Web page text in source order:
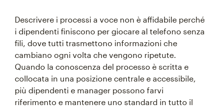
Descrivere i processi a voce non è affidabile perché
i dipendenti finiscono per giocare al telefono senza
fili, dove tutti trasmettono informazioni che
cambiano ogni volta che vengono ripetute.
Quando la conoscenza del processo è scritta e
collocata in una posizione centrale e accessibile,
più dipendenti e manager possono farvi
riferimento e mantenere uno standard in tutto il